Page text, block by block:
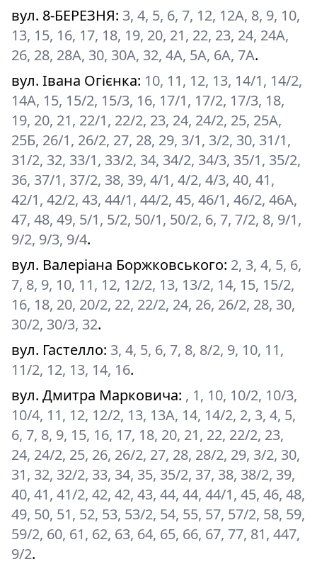
вул. 8-БЕРЕЗНЯ: 3, 4, 5, 6, 7, 12, 12А, 8, 9, 10,
13, 15, 16, 17, 18, 19, 20, 21, 22, 23, 24, 24А,
26, 28, 28А, 30, 30А, 32, 4А, 5А, 6А, 7А.
вул. Івана Огієнка: 10, 11, 12, 13, 14/1, 14/2,
14А, 15, 15/2, 15/3, 16, 17/1, 17/2, 17/3, 18,
19, 20, 21, 22/1, 22/2, 23, 24, 24/2, 25, 25А,
25Б, 26/1, 26/2, 27, 28, 29, 3/1, 3/2, 30, 31/1,
31/2, 32, 33/1, 33/2, 34, 34/2, 34/3, 35/1, 35/2,
36, 37/1, 37/2, 38, 39, 4/1, 4/2, 4/3, 40, 41,
42/1, 42/2, 43, 44/1, 44/2, 45, 46/1, 46/2, 46А,
47, 48, 49, 5/1, 5/2, 50/1, 50/2, 6, 7, 7/2, 8, 9/1,
9/2, 9/3, 9/4.
вул. Валеріана Боржковського: 2, 3, 4, 5, 6,
7, 8, 9, 10, 11, 12, 12/2, 13, 13/2, 14, 15, 15/2,
16, 18, 20, 20/2, 22, 22/2, 24, 26, 26/2, 28, 30,
30/2, 30/3, 32.
вул. Гастелло: 3, 4, 5, 6, 7, 8, 8/2, 9, 10, 11,
11/2, 12, 13, 14, 16.
вул. Дмитра Марковича: , 1, 10, 10/2, 10/3,
10/4, 11, 12, 12/2, 13, 13А, 14, 14/2, 2, 3, 4, 5,
6, 7, 8, 9, 15, 16, 17, 18, 20, 21, 22, 22/2, 23,
24, 24/2, 25, 26, 26/2, 27, 28, 28/2, 29, 3/2, 30,
31, 32, 32/2, 33, 34, 35, 35/2, 37, 38, 38/2, 39,
40, 41, 41/2, 42, 42, 43, 44, 44, 44/1, 45, 46, 48,
49, 50, 51, 52, 53, 53/2, 54, 55, 57, 57/2, 58, 59,
59/2, 60, 61, 62, 63, 64, 65, 66, 67, 77, 81, 447,
9/2.